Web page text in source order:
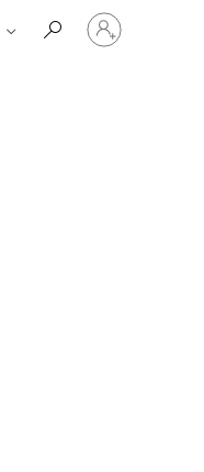
Bei
Ihrem
Konto